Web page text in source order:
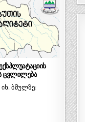
ცვლილება
ბმულზე: